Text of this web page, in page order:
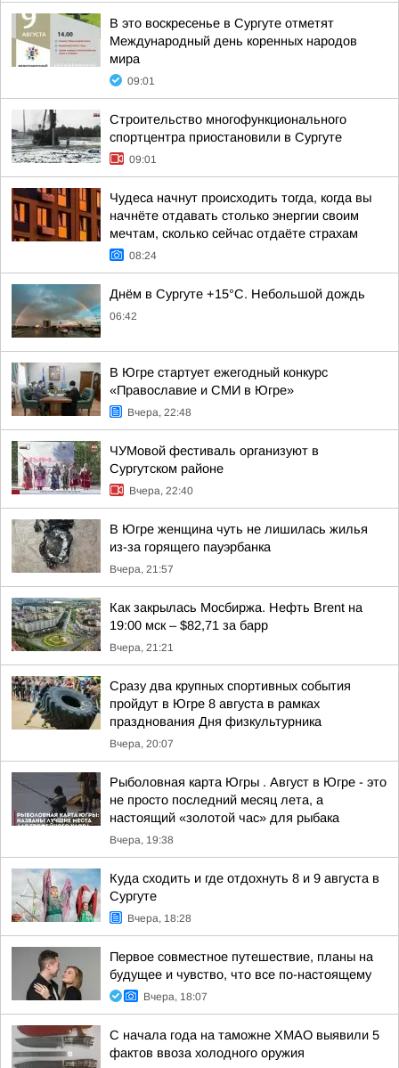
В это воскресенье в Сургуте отметят
Международный день коренных народов
мира
09:01
Строительство многофункционального
спортцентра приостановили в Сургуте
09:01
Чудеса начнут происходить тогда, когда вы
начнёте отдавать столько энергии своим
мечтам, сколько сейчас отдаёте страхам
08:24
Днём в Сургуте +15°С. Небольшой дождь
06:42
В Югре стартует ежегодный конкурс
«Православие и СМИ в Югре»
Вчера, 22:48
ЧУМовой фестиваль организуют в
Сургутском районе
Вчера, 22:40
В Югре женщина чуть не лишилась жилья
из-за горящего пауэрбанка
Вчера, 21:57
Как закрылась Мосбиржа. Нефть Brent на
19:00 мск – $82,71 за барр
Вчера, 21:21
Сразу два крупных спортивных события
пройдут в Югре 8 августа в рамках
празднования Дня физкультурника
Вчера, 20:07
Рыболовная карта Югры . Август в Югре - это
не просто последний месяц лета, а
настоящий «золотой час» для рыбака
Вчера, 19:38
Куда сходить и где отдохнуть 8 и 9 августа в
Сургуте
Вчера, 18:28
Первое совместное путешествие, планы на
будущее и чувство, что все по-настоящему
Вчера, 18:07
С начала года на таможне ХМАО выявили 5
фактов ввоза холодного оружия